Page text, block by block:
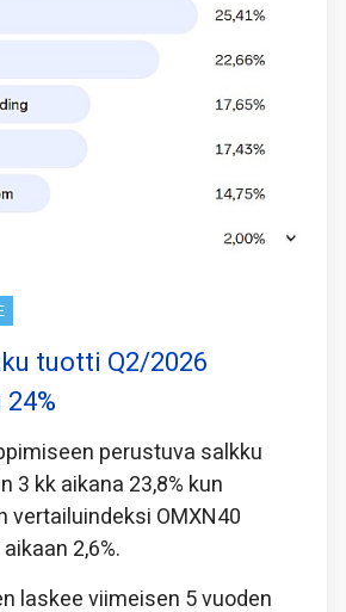
tuotti Q2/2026
perustuva salkku
3 kk aikana 23,8% kun
vertailuindeksi OMXN40
2,6%.
laskee viimeisen 5 vuoden